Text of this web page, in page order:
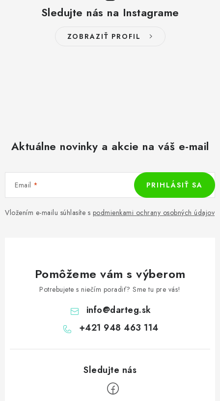
Sledujte nás na Instagrame
ZOBRAZIŤ PROFIL
Aktuálne novinky a akcie na váš e-mail
Email
Vložením e-mailu súhlasíte s podmienkami ochrany osobných údajov
PRIHLÁSIŤ SA
Pomôžeme vám s výberom
Potrebujete s niečím poradiť? Sme tu pre vás!
info@darteg.sk
+421 948 463 114